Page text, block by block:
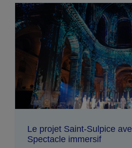
Le projet Saint-Sulpice
Spectacle immersif